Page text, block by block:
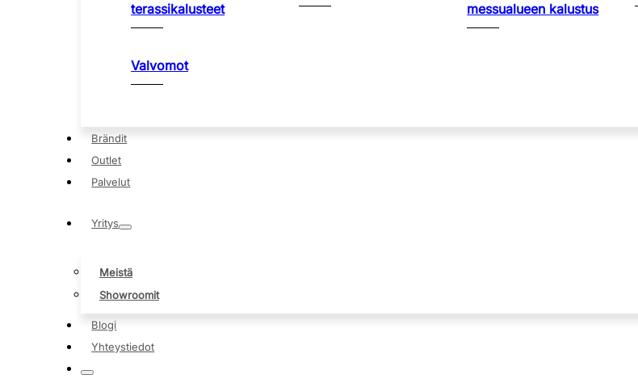
terassikalusteet
messualueen kalustus
Valvomot
Brändit
Outlet
Palvelut
Yritys
Meistä
Showroomit
Blogi
Yhteystiedot